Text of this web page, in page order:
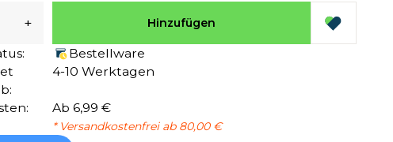
+ Hinzufügen
Bestellware
4-10 Werktagen
Ab 6,99 €
* Versandkostenfrei ab 80,00 €